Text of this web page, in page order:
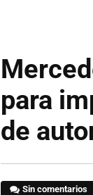
para
de
Sin comentarios